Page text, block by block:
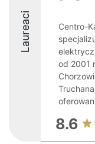
Laureaci
Centro-
od 2001
8.6